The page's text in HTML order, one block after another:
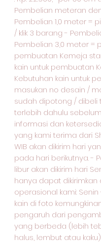
Pembelian meteran
Pembelian 1,0 meter =
/ klik 3 barang -
Pembelian 3,0 meter =
pembuatan Kemeja
kain untuk pembuatan
Kebutuhan kain untuk
masukan no desain /
sudah dipotong / dibeli
terlebih dahulu
informasi dan
yang kami terima dari
WIB akan dikirim hari
pada hari berikutnya. -
libur akan dikirim hari
hanya dapat dikirimkan
operasional kami: Senin
kain di foto
pengaruh dari
yang berbeda (lebih
halus, lembut atau